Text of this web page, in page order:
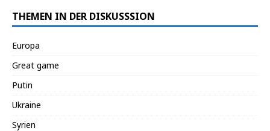
THEMEN IN DER DISKUSSSION
Europa
Great game
Putin
Ukraine
Syrien